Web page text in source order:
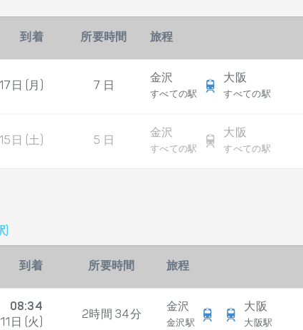
到着 所要時間 旅程
日 (月) 7 日
金沢
すべての駅
大阪
すべての駅
日 (土) 5 日
金沢
すべての駅
大阪
すべての駅
)
到着 所要時間 旅程
08:34
日 (火)
2時間 34分
金沢
金沢駅
大阪
大阪駅